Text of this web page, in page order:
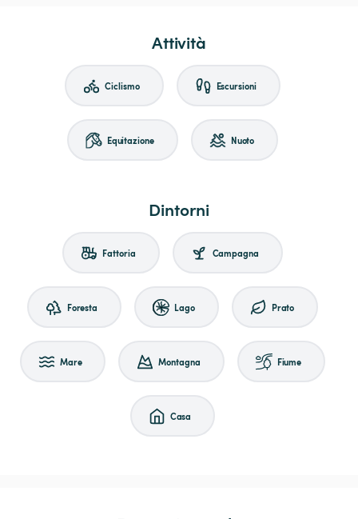
Attività
Ciclismo Escursioni
Equitazione Nuoto
Dintorni
Fattoria Campagna
Foresta Lago Prato
Mare Montagna Fiume
Casa